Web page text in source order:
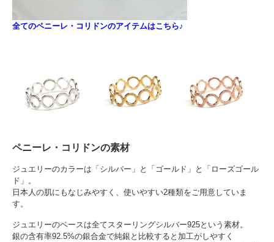
全てのペニーレ・コリドンのアイテムはこちら♪
ペニーレ・コリドンの素材
ジュエリーのカラーは「シルバー」と「ゴールド」と「ローズゴール
ド」。
日本人の肌にもなじみやすく、使いやすい2種類をご用意していま
す。
ジュエリーのベースは全てスターリングシルバー925という素材。
銀の含有率92.5%の銀合金で純銀と比較すると加工がしやすく